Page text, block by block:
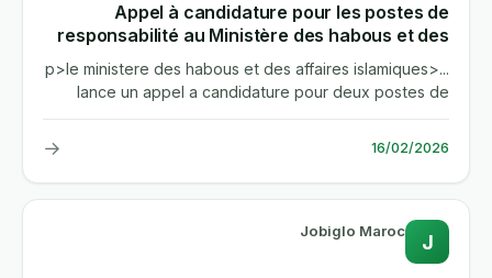
Appel à candidature pour les postes de
responsabilité au Ministère des habous et des
affaires islamiques
...<p>le ministere des habous et des affaires islamiques
lance un appel a candidature pour deux postes de
chef de service....
16/02/2026
Jobiglo Maroc